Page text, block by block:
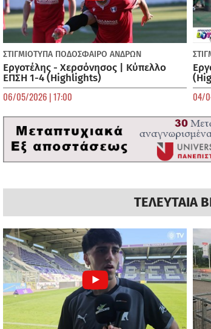
ΣΤΙΓΜΙΟΤΥΠΑ ΠΟΔΌΣΦΑΙΡΟ ΑΝΔΡΏΝ
Εργοτέλης - Χερσόνησος | Κύπελλο
ΕΠΣΗ 1-4 (Highlights)
06/05/2026 | 17:00 04/
ΤΕΛΕΥΤΑΙΑ